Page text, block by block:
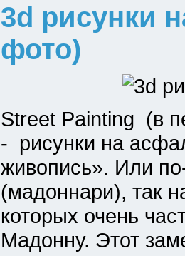
3d рисунки
фото)
Street Painting (в
- рисунки на
живопись». Или
(мадоннари), так
которых очень
Мадонну. Этот